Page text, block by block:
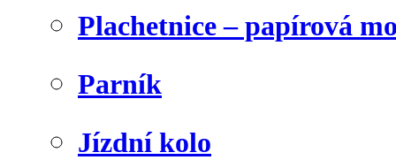
Plachetnice – papírová
Parník
Jízdní kolo